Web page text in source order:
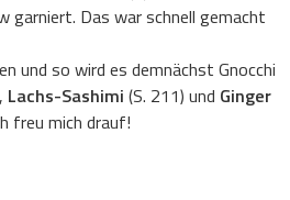
garniert. Das war schnell gemacht
und so wird es demnächst Gnocchi
Lachs-Sashimi (S. 211) und Ginger
freu mich drauf!